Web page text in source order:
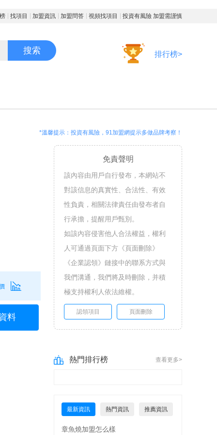
找項目 加盟資訊 加盟問答 視頻找項目 投資有風險 加盟需謹慎
搜索 排行榜>
*溫馨提示：投資有風險，91加盟網提示多做品牌考察！
料
免責聲明
該內容由用戶自行發布，本網站不
對該信息的真實性、合法性、有效
性負責，相關法律責任由發布者自
行承擔，提醒用戶甄別。
如該內容侵害他人合法權益，權利
人可通過頁面下方《頁面刪除》
《企業認領》鏈接中的聯系方式與
我們溝通，我們將及時刪除，并積
極支持權利人依法維權。
認領項目 頁面刪除
熱門排行榜 查看更多>
最新資訊 熱門資訊 推薦資訊
章魚燒加盟怎么樣